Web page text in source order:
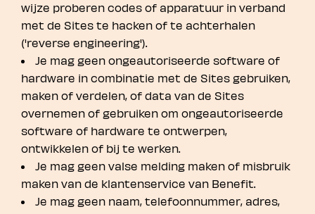
wijze proberen codes of apparatuur in verband
met de Sites te hacken of te achterhalen
('reverse engineering').
Je mag geen ongeautoriseerde software of
hardware in combinatie met de Sites gebruiken,
maken of verdelen, of data van de Sites
overnemen of gebruiken om ongeautoriseerde
software of hardware te ontwerpen,
ontwikkelen of bij te werken.
Je mag geen valse melding maken of misbruik
maken van de klantenservice van Benefit.
Je mag geen naam, telefoonnummer, adres,